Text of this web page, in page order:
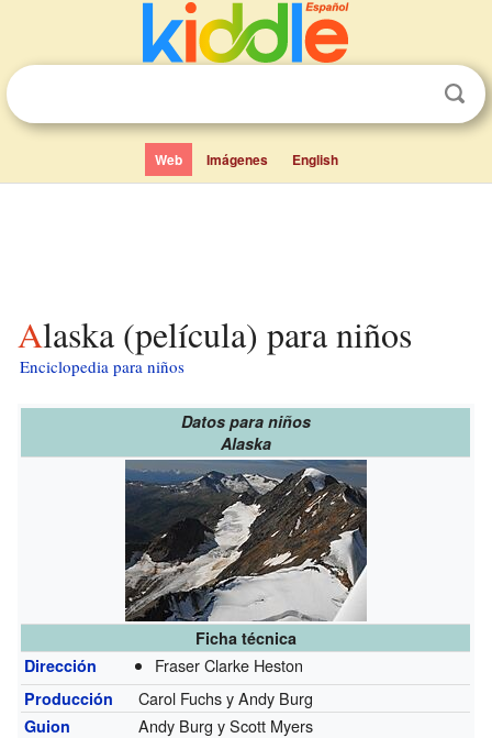
Web Imágenes English
Alaska (película) para niños
Enciclopedia para niños
Datos para niños
Alaska
Ficha técnica
Dirección
Fraser Clarke Heston
Producción Carol Fuchs y Andy Burg
Guion Andy Burg y Scott Myers